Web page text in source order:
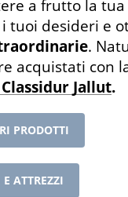
a frutto la tua
i tuoi desideri e
.
acquistati con
Jallut.
PRODOTTI
ATTREZZI